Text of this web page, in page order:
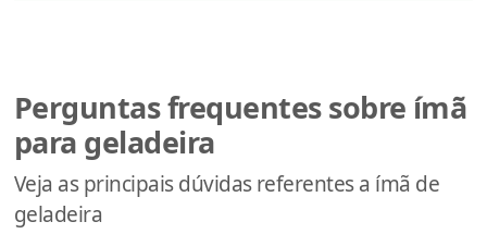
Perguntas frequentes sobre ímã
para geladeira
Veja as principais dúvidas referentes a ímã de
geladeira